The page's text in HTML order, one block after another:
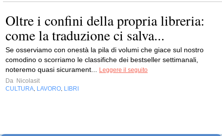
Oltre i confini della propria libreria:
come la traduzione ci salva...
Se osserviamo con onestà la pila di volumi che giace sul nostro
comodino o scorriamo le classifiche dei bestseller settimanali,
noteremo quasi sicurament...
Leggere il seguito
Da Nicolasit
CULTURA LAVORO LIBRI